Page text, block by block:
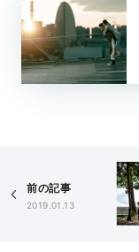
前の記事
2019.01.13